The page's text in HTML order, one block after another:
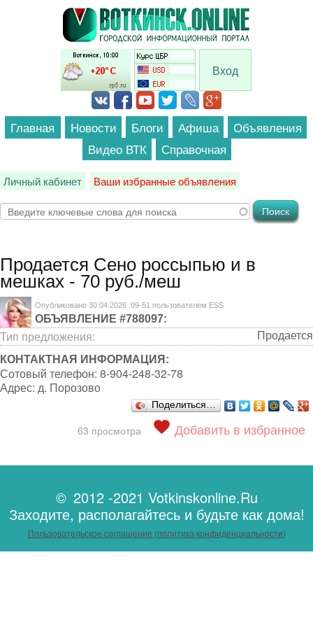
Перейти к основному содержанию
Вход
Главная Новости Блоги Афиша
Объявления
Видео ВТК
Справочная
Личный кабинет Ваши избранные объявления
Продается Сено россыпью и в
мешках - 70 руб./меш
Опубликовано 30.04.2026 :09-51 пользователем ESS
ОБЪЯВЛЕНИЕ #788097:
Тип предложения: Продается
КОНТАКТНАЯ ИНФОРМАЦИЯ:
Сотовый телефон: 8-904-248-32-78
Адрес: д. Порозово
Поделиться…
63 просмотра Добавить в избранное
© 2012 -2021 Votkinskonline.Ru
Заходите, располагайтесь и будьте как дома!
Пользовательское соглашение (политика конфиденциальности)